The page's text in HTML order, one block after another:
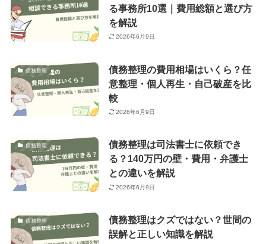
る事務所10選｜費用総額と選び方
を解説
2026年6月9日
債務整理
債務整理の費用相場はいくら？任
意整理・個人再生・自己破産を比
較
2026年6月9日
債務整理
債務整理は司法書士に依頼でき
る？140万円の壁・費用・弁護士
との違いを解説
2026年6月9日
債務整理
債務整理はクズではない？世間の
誤解と正しい知識を解説